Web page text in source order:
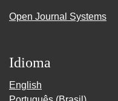
Open Journal Systems
Idioma
English